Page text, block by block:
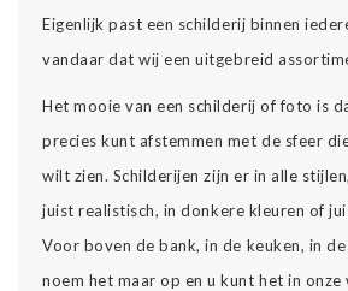
Eigenlijk past een schilderij binnen
vandaar dat wij een uitgebreid
Het mooie van een schilderij of foto is
precies kunt afstemmen met de sfeer
wilt zien. Schilderijen zijn er in alle
juist realistisch, in donkere kleuren of
Voor boven de bank, in de keuken, in
noem het maar op en u kunt het in